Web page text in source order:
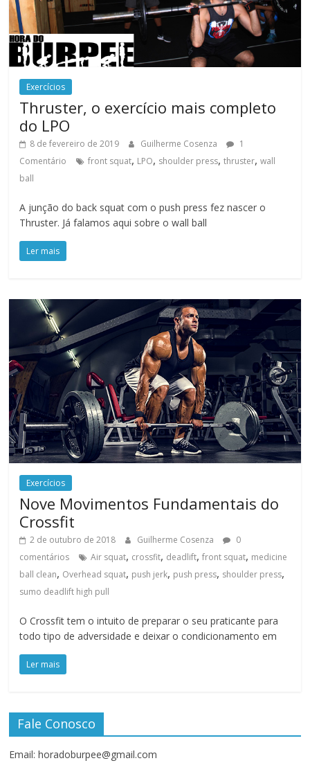
Exercícios
Thruster, o exercício mais completo
do LPO
8 de fevereiro de 2019 Guilherme Cosenza
1
Comentário
front squat, LPO, shoulder press,thruster,wall
ball
A junção do back squat com o push press fez nascer o
Thruster. Já falamos aqui sobre o wall ball
Ler mais
Exercícios
Nove Movimentos Fundamentais do
Crossfit
2 de outubro de 2018 Guilherme Cosenza
0
comentários
Air squat, crossfit, deadlift,front squat, medicine
ball clean, Overhead squat, push jerk, push press, shoulder press,
sumo deadlift high pull
O Crossfit tem o intuito de preparar o seu praticante para
todo tipo de adversidade e deixar o condicionamento em
Ler mais
Fale Conosco
Email: horadoburpee@gmail.com